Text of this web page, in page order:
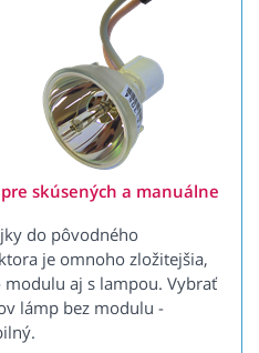
skúsených a manuálne
do pôvodného
je omnoho zložitejšia,
aj s lampou. Vybrať
lámp bez modulu -